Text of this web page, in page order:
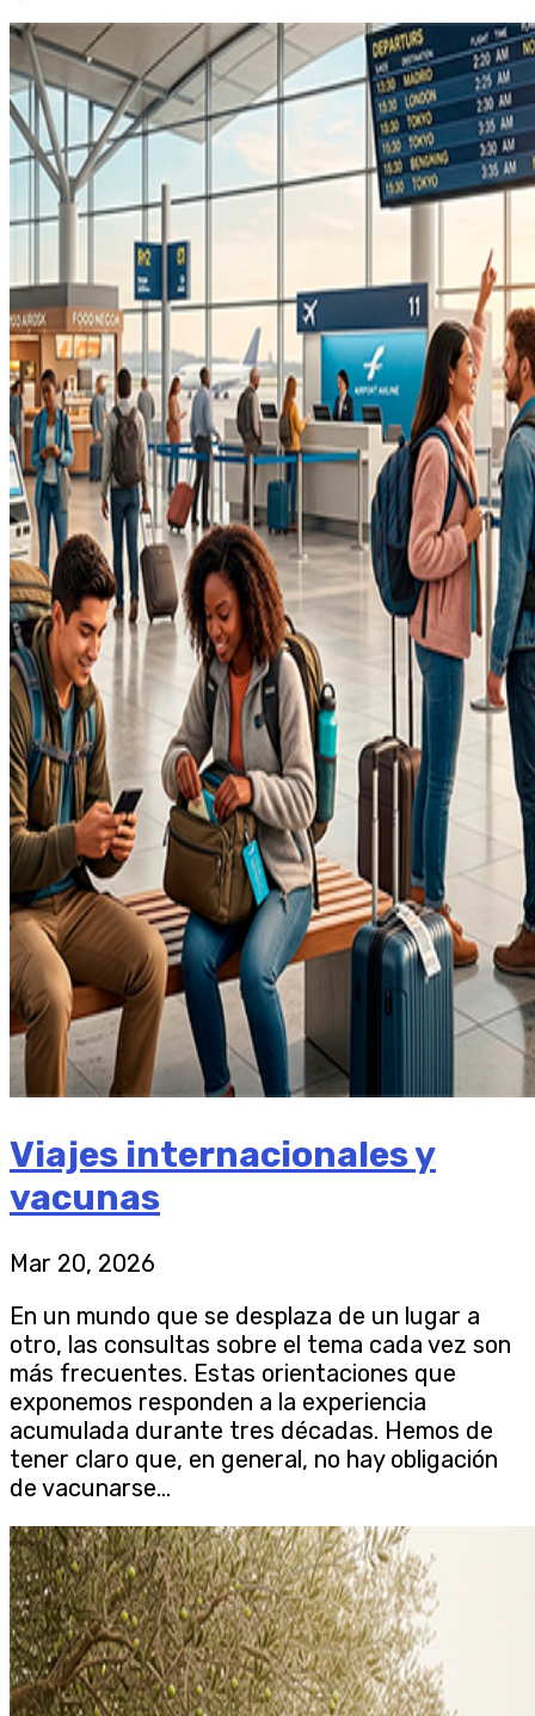
Viajes internacionales y
vacunas
Mar 20, 2026
En un mundo que se desplaza de un lugar a
otro, las consultas sobre el tema cada vez son
más frecuentes. Estas orientaciones que
exponemos responden a la experiencia
acumulada durante tres décadas. Hemos de
tener claro que, en general, no hay obligación
de vacunarse...